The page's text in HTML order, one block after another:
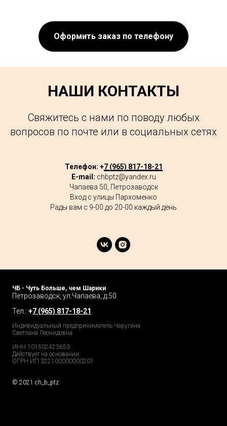
Оформить заказ по телефону
НАШИ КОНТАКТЫ
Свяжитесь с нами по поводу любых
вопросов по почте или в социальных сетях
Телефон: +7 (965) 817-18-21
E-mail: chbptz@yandex.ru
Чапаева 50, Петрозаводск
Вход с улицы Пархоменко
Рады вам с 9-00 до 20-00 каждый день
ЧБ - Чуть Больше, чем Шарики
Петрозаводск, ул.Чапаева, д.50
Тел.: +7 (965) 817-18-21
Индивидуальный предприниматель Чаругина
Светлана Леонидовна
ИНН 101502423653
Действует на основании
ОГРН ИП 322100000000201
© 2021 ch_b_ptz